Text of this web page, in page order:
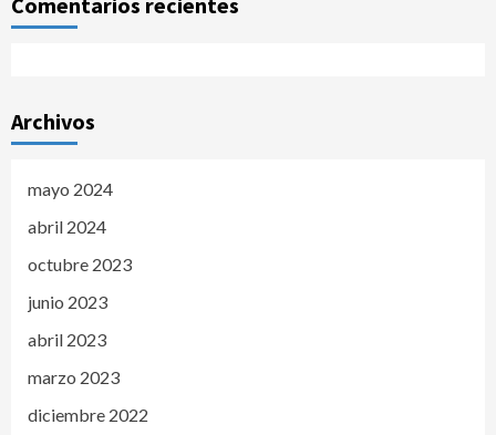
Archivos
mayo 2024
abril 2024
octubre 2023
junio 2023
abril 2023
marzo 2023
diciembre 2022